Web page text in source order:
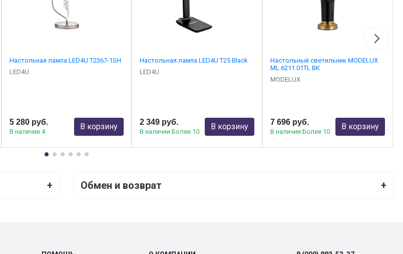
Настольная лампа LED4U Т2367-1SH
LED4U
5 280 руб.
В наличии 4
В корзину
Настольная лампа LED4U T25 Black
LED4U
2 349 руб.
В наличии Более 10
В корзину
Настольный светильник MODELUX
ML.6211.01TL BK
MODELUX
7 696 руб.
В наличии Более 10
В корзину
+ Обмен и возврат +